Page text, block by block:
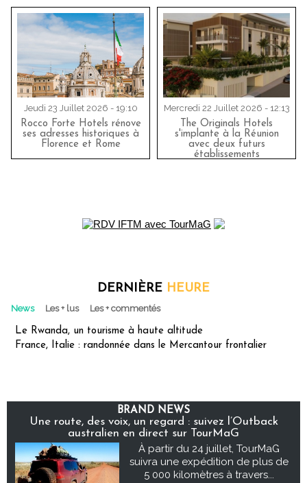
Jeudi 23 Juillet 2026 - 19:10
Rocco Forte Hotels rénove
ses adresses historiques à
Florence et Rome
Mercredi 22 Juillet 2026 - 12:13
The Originals Hotels
s'implante à la Réunion
avec deux futurs
établissements
DERNIÈRE HEURE
News Les + lus Les + commentés
Le Rwanda, un tourisme à haute altitude
France, Italie : randonnée dans le Mercantour frontalier
BRAND NEWS
Une route, des voix, un regard : suivez l’Outback
australien en direct sur TourMaG
À partir du 24 juillet, TourMaG
suivra une expédition de plus de
5 000 kilomètres à travers...